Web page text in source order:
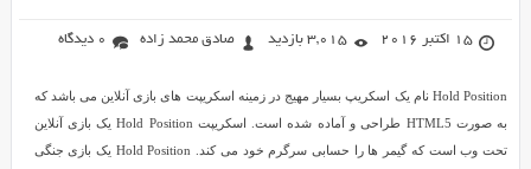
15 اکتبر 2016 3,015 بازدید صادق محمد زاده 0 دیدگاه
Hold Position نام یک اسکریپ بسیار مهیج در زمینه اسکریپت های بازی آنلاین می باشد که
به صورت HTML5 طراحی و آماده شده است. اسکریپت Hold Position یک بازی آنلاین
تحت وب است که گیمر ها را حسابی سرگرم خود می کند. Hold Position یک بازی جنگی